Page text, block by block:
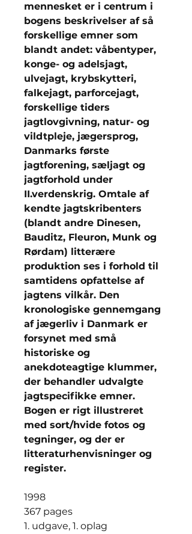
mennesket er i centrum i
bogens beskrivelser af så
forskellige emner som
blandt andet: våbentyper,
konge- og adelsjagt,
ulvejagt, krybskytteri,
falkejagt, parforcejagt,
forskellige tiders
jagtlovgivning, natur- og
vildtpleje, jægersprog,
Danmarks første
jagtforening, sæljagt og
jagtforhold under
II.verdenskrig. Omtale af
kendte jagtskribenters
(blandt andre Dinesen,
Bauditz, Fleuron, Munk og
Rørdam) litterære
produktion ses i forhold til
samtidens opfattelse af
jagtens vilkår. Den
kronologiske gennemgang
af jægerliv i Danmark er
forsynet med små
historiske og
anekdoteagtige klummer,
der behandler udvalgte
jagtspecifikke emner.
Bogen er rigt illustreret
med sort/hvide fotos og
tegninger, og der er
litteraturhenvisninger og
register.
1998
367 pages
1. udgave, 1. oplag